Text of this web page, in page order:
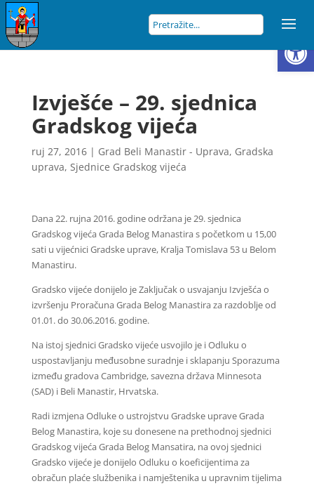
Izvješće – 29. sjednica
Gradskog vijeća
ruj 27, 2016| Grad Beli Manastir - Uprava, Gradska
uprava, Sjednice Gradskog vijeća
Dana 22. rujna 2016. godine održana je 29. sjednica
Gradskog vijeća Grada Belog Manastira s početkom u 15,00
sati u vijećnici Gradske uprave, Kralja Tomislava 53 u Belom
Manastiru.
Gradsko vijeće donijelo je Zaključak o usvajanju Izvješća o
izvršenju Proračuna Grada Belog Manastira za razdoblje od
01.01. do 30.06.2016. godine.
Na istoj sjednici Gradsko vijeće usvojilo je i Odluku o
uspostavljanju međusobne suradnje i sklapanju Sporazuma
između gradova Cambridge, savezna država Minnesota
(SAD) i Beli Manastir, Hrvatska.
Radi izmjena Odluke o ustrojstvu Gradske uprave Grada
Belog Manastira, koje su donesene na prethodnoj sjednici
Gradskog vijeća Grada Belog Mansatira, na ovoj sjednici
Gradsko vijeće je donijelo Odluku o koeficijentima za
obračun plaće službenika i namještenika u upravnim tijelima